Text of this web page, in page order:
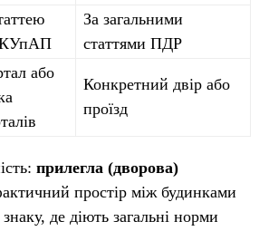
КУпАП
За загальними
статтями ПДР
або
Конкретний двір або
проїзд
прилегла (дворова)
простір між будинками
де діють загальні норми